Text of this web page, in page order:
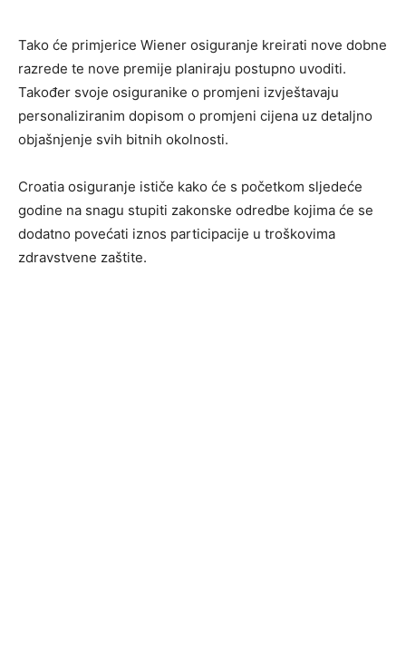
Tako će primjerice Wiener osiguranje kreirati nove dobne
razrede te nove premije planiraju postupno uvoditi.
Također svoje osiguranike o promjeni izvještavaju
personaliziranim dopisom o promjeni cijena uz detaljno
objašnjenje svih bitnih okolnosti.
Croatia osiguranje ističe kako će s početkom sljedeće
godine na snagu stupiti zakonske odredbe kojima će se
dodatno povećati iznos participacije u troškovima
zdravstvene zaštite.